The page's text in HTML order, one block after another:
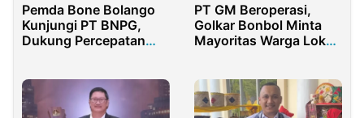
Pemda Bone Bolango
Kunjungi PT BNPG,
Dukung Percepatan
PT GM Beroperasi,
Golkar Bonbol Minta
Mayoritas Warga Lokal